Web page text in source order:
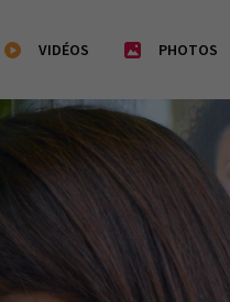
VIDÉOS PHOTOS